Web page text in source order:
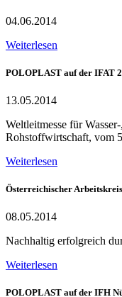
04.06.2014
Weiterlesen
POLOPLAST auf der IFAT
13.05.2014
Weltleitmesse für
Rohstoffwirtschaft, vom
Weiterlesen
Österreichischer
08.05.2014
Nachhaltig erfolgreich
Weiterlesen
POLOPLAST auf der IFH